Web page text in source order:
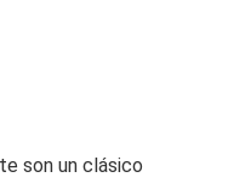
son un clásico